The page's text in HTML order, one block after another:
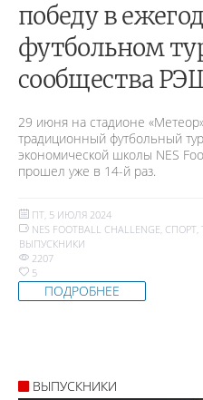
победу в
футбольном
сообщества
29 июня на стадионе
традиционный футбольный
экономической школы NES
прошел уже в 14-й раз.
ПТ, 5 ИЮЛЯ 2024
NES FOOTBALL CHALLENGE СПОРТ
ВЫПУСКНИКИ
2207
5
ПОДРОБНЕЕ
ВЫПУСКНИКИ